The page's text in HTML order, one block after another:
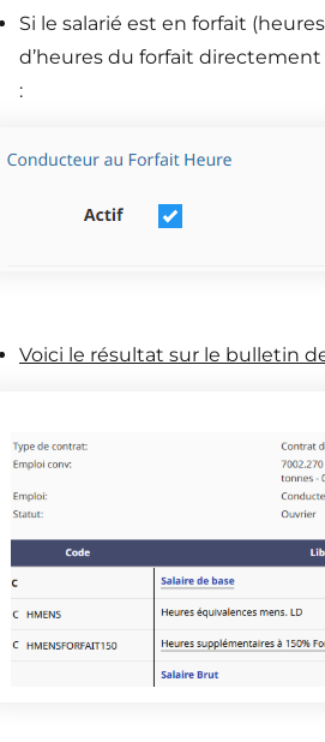
Si le salarié est en forfait
d’heures du forfait
:
Voici le résultat sur le bulletin